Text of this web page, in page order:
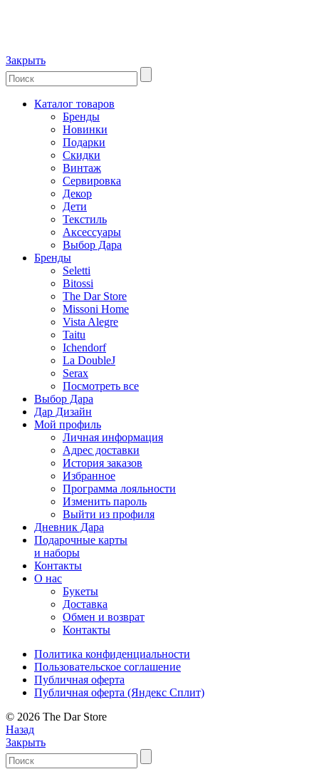
Закрыть
Каталог товаров
Бренды
Новинки
Подарки
Скидки
Винтаж
Сервировка
Декор
Дети
Текстиль
Аксессуары
Выбор Дара
Бренды
Seletti
Bitossi
The Dar Store
Missoni Home
Vista Alegre
Taitu
Ichendorf
La DoubleJ
Serax
Посмотреть все
Выбор Дара
Дар Дизайн
Мой профиль
Личная информация
Адрес доставки
История заказов
Избранное
Программа лояльности
Изменить пароль
Выйти из профиля
Дневник Дара
Подарочные карты
и наборы
Контакты
О нас
Букеты
Доставка
Обмен и возврат
Контакты
Политика конфиденциальности
Пользовательское соглашение
Публичная оферта
Публичная оферта (Яндекс Сплит)
© 2026 The Dar Store
Назад
Закрыть